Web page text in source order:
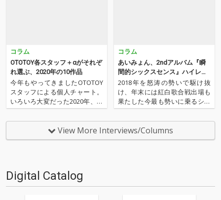
コラム
OTOTOY各スタッフ＋αがそれぞ
れ選ぶ、2020年の10作品
今年もやってきましたOTOTOY
スタッフによる個人チャート。
いろいろ大変だった2020年、な
にを聴いてOTOTOYを作ってい
たのか？ 今年は新人、梶野に加
えてインターン、そしてコント
リビューター枠としていろいろ
コラム
あいみょん、2ndアルバム『瞬
間的シックスセンス』ハイレゾ
配信開始
2018年を怒涛の勢いで駆け抜
け、年末には紅白歌合戦出場も
果たした今最も勢いに乗るシン
ガー・ソングライター、あいみ
ょんの2ndアルバム『瞬間的シ
ックスセンス』がハイレゾ配信
開始。「満月の夜なら」「マリ
View More Interviews/Columns
Digital Catalog